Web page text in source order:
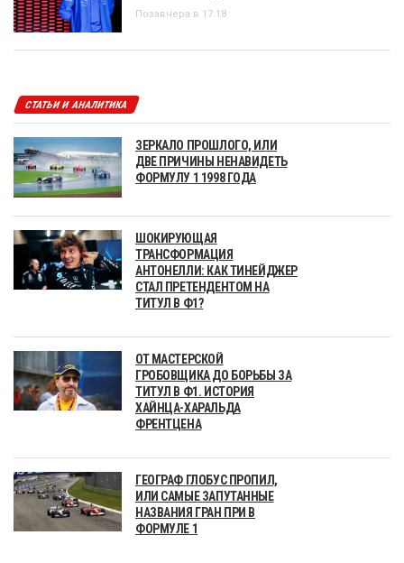
Позавчера в 17:18
СТАТЬИ И АНАЛИТИКА
ЗЕРКАЛО ПРОШЛОГО, ИЛИ
ДВЕ ПРИЧИНЫ НЕНАВИДЕТЬ
ФОРМУЛУ 1 1998 ГОДА
ШОКИРУЮЩАЯ
ТРАНСФОРМАЦИЯ
АНТОНЕЛЛИ: КАК ТИНЕЙДЖЕР
СТАЛ ПРЕТЕНДЕНТОМ НА
ТИТУЛ В Ф1?
ОТ МАСТЕРСКОЙ
ГРОБОВЩИКА ДО БОРЬБЫ ЗА
ТИТУЛ В Ф1. ИСТОРИЯ
ХАЙНЦА-ХАРАЛЬДА
ФРЕНТЦЕНА
ГЕОГРАФ ГЛОБУС ПРОПИЛ,
ИЛИ САМЫЕ ЗАПУТАННЫЕ
НАЗВАНИЯ ГРАН ПРИ В
ФОРМУЛЕ 1